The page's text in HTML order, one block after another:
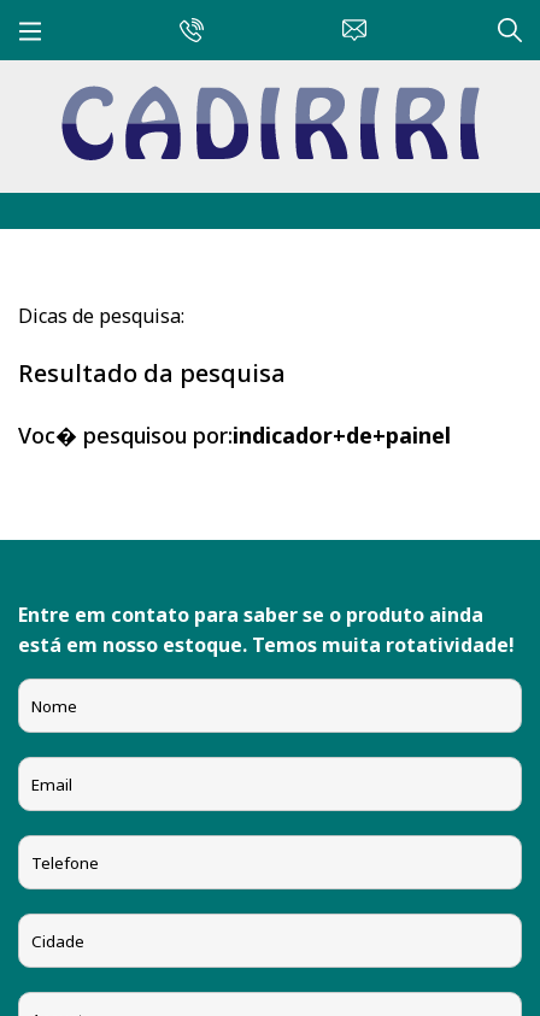
Dicas de pesquisa:
Resultado da pesquisa
Voc� pesquisou por:indicador+de+painel
Entre em contato para saber se o produto ainda
está em nosso estoque. Temos muita rotatividade!